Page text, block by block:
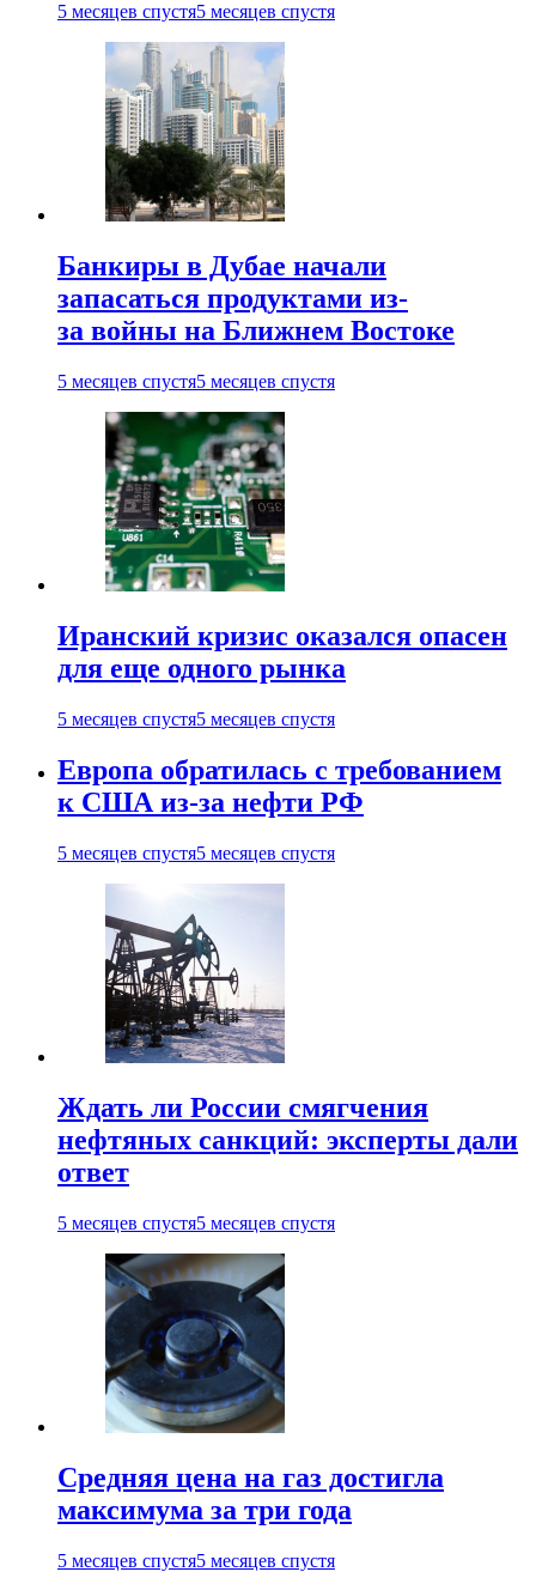
5 месяцев спустя5 месяцев спустя
Банкиры в Дубае начали
запасаться продуктами из-
за войны на Ближнем Востоке
5 месяцев спустя5 месяцев спустя
Иранский кризис оказался опасен
для еще одного рынка
5 месяцев спустя5 месяцев спустя
Европа обратилась с требованием
к США из-за нефти РФ
5 месяцев спустя5 месяцев спустя
Ждать ли России смягчения
нефтяных санкций: эксперты дали
ответ
5 месяцев спустя5 месяцев спустя
Средняя цена на газ достигла
максимума за три года
5 месяцев спустя5 месяцев спустя